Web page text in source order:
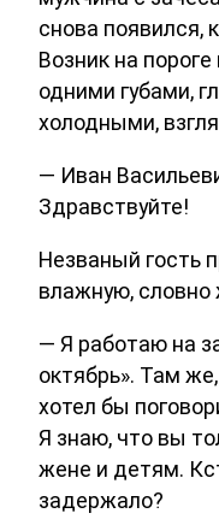
снова появился,
Возник на
одними губами,
холодными,
— Иван
Здравствуйте!
Незваный гость
влажную, словно
— Я работаю на
октябрь». Там
хотел бы
Я знаю, что вы
жене и детям.
задержало?